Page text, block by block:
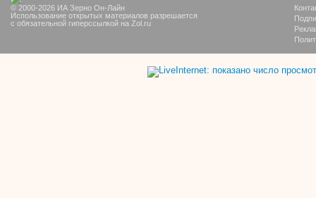
© 2000-2026 ИА Зерно Он-Лайн
Использование открытых материалов разрешается
с обязательной гиперссылкой на Zol.ru